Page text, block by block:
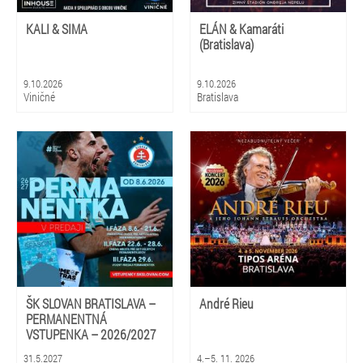
KALI & SIMA
9.10.2026
Viničné
ELÁN & Kamaráti
(Bratislava)
9.10.2026
Bratislava
ŠK SLOVAN BRATISLAVA –
PERMANENTNÁ
VSTUPENKA – 2026/2027
31.5.2027
André Rieu
4.–5. 11. 2026